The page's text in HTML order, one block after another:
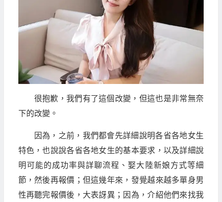
很抱歉，我們有了這個改變，但這也是非常無奈
下的改變。
因為，之前，我們都會先詳細說明各省各地女生
特色，也說說各省各地女生的基本要求，以及詳細說
明可能的成功率與詳聊流程、娶大陸新娘方式等細
節，然後再報價；但這幾年來，發覺越來越多單身男
性再聽完報價後，大表訝異；因為，介紹他們來找我